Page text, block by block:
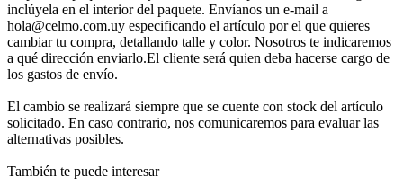
inclúyela en el interior del paquete. Envíanos un e-mail a
hola@celmo.com.uy especificando el artículo por el que quieres
cambiar tu compra, detallando talle y color. Nosotros te indicaremos
a qué dirección enviarlo.El cliente será quien deba hacerse cargo de
los gastos de envío.
El cambio se realizará siempre que se cuente con stock del artículo
solicitado. En caso contrario, nos comunicaremos para evaluar las
alternativas posibles.
También te puede interesar